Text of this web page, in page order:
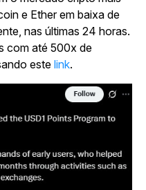
e Ether em baixa de
nas últimas 24 horas.
com até 500x de
este link.